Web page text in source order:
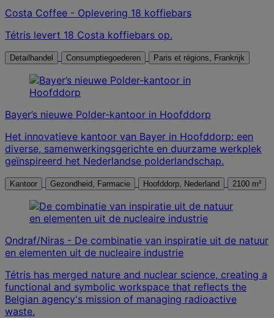
Costa Coffee - Oplevering 18 koffiebars
Tétris levert 18 Costa koffiebars op.
Detailhandel Consumptiegoederen Paris et régions, Frankrijk
Bayer’s nieuwe Polder-kantoor in Hoofddorp
Het innovatieve kantoor van Bayer in Hoofddorp: een
diverse, samenwerkingsgerichte en duurzame werkplek
geïnspireerd het Nederlandse polderlandschap.
Kantoor Gezondheid, Farmacie Hoofddorp, Nederland 2100 m²
Ondraf/Niras - De combinatie van inspiratie uit de natuur
en elementen uit de nucleaire industrie
Tétris has merged nature and nuclear science, creating a
functional and symbolic workspace that reflects the
Belgian agency's mission of managing radioactive
waste.